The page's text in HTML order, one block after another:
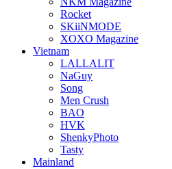
Rocket
SKiiNMODE
XOXO Magazine
Vietnam
LALLALIT
NaGuy
Song
Men Crush
BAO
HVK
ShenkyPhoto
Tasty
Mainland